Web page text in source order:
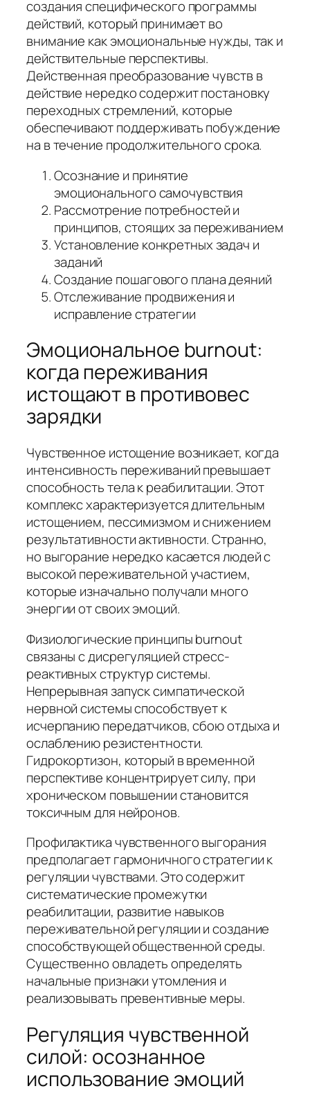
создания специфического программы
действий, который принимает во
внимание как эмоциональные нужды, так и
действительные перспективы.
Действенная преобразование чувств в
действие нередко содержит постановку
переходных стремлений, которые
обеспечивают поддерживать побуждение
на в течение продолжительного срока.
Осознание и принятие
эмоционального самочувствия
Рассмотрение потребностей и
принципов, стоящих за переживанием
Установление конкретных задач и
заданий
Создание пошагового плана деяний
Отслеживание продвижения и
исправление стратегии
Эмоциональное burnout:
когда переживания
истощают в противовес
зарядки
Чувственное истощение возникает, когда
интенсивность переживаний превышает
способность тела к реабилитации. Этот
комплекс характеризуется длительным
истощением, пессимизмом и снижением
результативности активности. Странно,
но выгорание нередко касается людей с
высокой переживательной участием,
которые изначально получали много
энергии от своих эмоций.
Физиологические принципы burnout
связаны с дисрегуляцией стресс-
реактивных структур системы.
Непрерывная запуск симпатической
нервной системы способствует к
исчерпанию передатчиков, сбою отдыха и
ослаблению резистентности.
Гидрокортизон, который в временной
перспективе концентрирует силу, при
хроническом повышении становится
токсичным для нейронов.
Профилактика чувственного выгорания
предполагает гармоничного стратегии к
регуляции чувствами. Это содержит
систематические промежутки
реабилитации, развитие навыков
переживательной регуляции и создание
способствующей общественной среды.
Существенно овладеть определять
начальные признаки утомления и
реализовывать превентивные меры.
Регуляция чувственной
силой: осознанное
использование эмоций